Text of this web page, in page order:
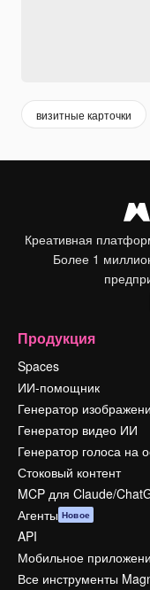
визитные карточки
Креативная
Более 1
Продукция
Spaces
ИИ-помощник
Генератор
Генератор видео ИИ
Генератор голоса на
Стоковый контент
MCP для Claude/
Агенты Новое
API
Мобильное
Все инструменты